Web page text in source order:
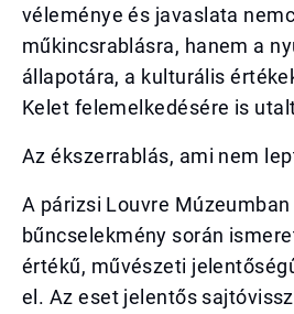
véleménye és javaslata
műkincsrablásra, hanem a
állapotára, a kulturális
Kelet felemelkedésére is
Az ékszerrablás, ami nem
A párizsi Louvre
bűncselekmény során
értékű, művészeti
el. Az eset jelentős